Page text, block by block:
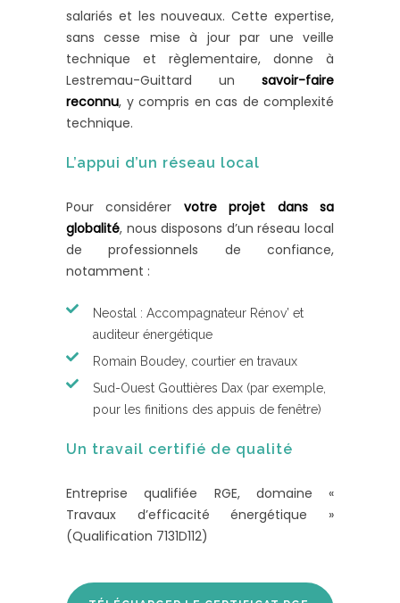
salariés et les nouveaux. Cette expertise,
sans cesse mise à jour par une veille
technique et règlementaire, donne à
Lestremau-Guittard un savoir-faire
reconnu, y compris en cas de complexité
technique.
L’appui d’un réseau local
Pour considérer votre projet dans sa
globalité, nous disposons d’un réseau local
de professionnels de confiance,
notamment :
Neostal : Accompagnateur Rénov’ et
auditeur énergétique
Romain Boudey, courtier en travaux
Sud-Ouest Gouttières Dax (par exemple,
pour les finitions des appuis de fenêtre)
Un travail certifié de qualité
Entreprise qualifiée RGE, domaine «
Travaux d’efficacité énergétique »
(Qualification 7131D112)